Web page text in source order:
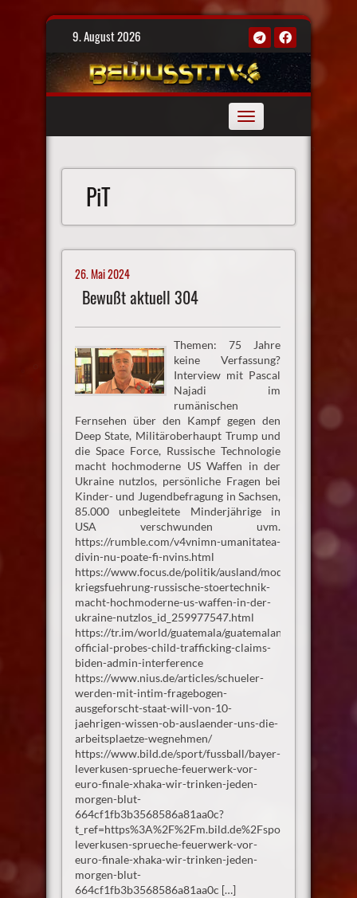
Skip
9. August 2026
Toggle
navigation
PiT
26. Mai 2024
Bewußt aktuell 304
Themen: 75 Jahre
keine Verfassung?
Interview mit Pascal
Najadi im
rumänischen
Fernsehen über den Kampf gegen den
Deep State, Militäroberhaupt Trump und
die Space Force, Russische Technologie
macht hochmoderne US Waffen in der
Ukraine nutzlos, persönliche Fragen bei
Kinder- und Jugendbefragung in Sachsen,
85.000 unbegleitete Minderjährige in
USA verschwunden uvm.
https://rumble.com/v4vnimn-umanitatea-
divin-nu-poate-fi-nvins.html
https://www.focus.de/politik/ausland/moderne-
kriegsfuehrung-russische-stoertechnik-
macht-hochmoderne-us-waffen-in-der-
ukraine-nutzlos_id_259977547.html
https://tr.im/world/guatemala/guatemalan-
official-probes-child-trafficking-claims-
biden-admin-interference
https://www.nius.de/articles/schueler-
werden-mit-intim-fragebogen-
ausgeforscht-staat-will-von-10-
jaehrigen-wissen-ob-auslaender-uns-die-
arbeitsplaetze-wegnehmen/
https://www.bild.de/sport/fussball/bayer-
leverkusen-sprueche-feuerwerk-vor-
euro-finale-xhaka-wir-trinken-jeden-
morgen-blut-
664cf1fb3b3568586a81aa0c?
leverkusen-sprueche-feuerwerk-vor-
euro-finale-xhaka-wir-trinken-jeden-
morgen-blut-
664cf1fb3b3568586a81aa0c […]